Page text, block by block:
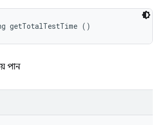
getTotalTestTime ()
পান